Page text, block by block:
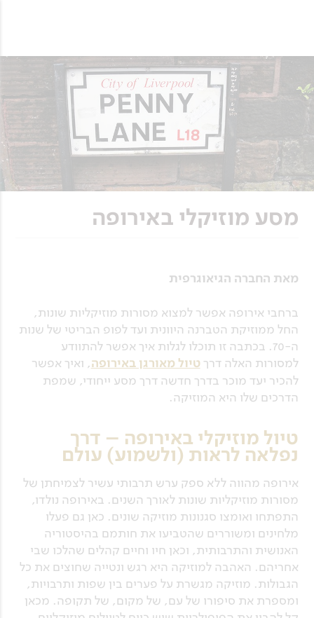
מסע מוזיקלי באירופה
מאת החברה הגיאוגרפית
ברחבי אירופה אפשר למצוא מסורות מוזיקליות שונות,
החל ממוזיקת הטברנה היוונית ועד לפופ הבריטי של שנות
ה-70. בכתבה זו תוכלו לגלות איך אפשר להתוודע
למסורות האלה דרךטיול מאורגן באירופה, ואיך אפשר
להכיר יעד מוכר בדרך חדשה דרך מסע ייחודי, שמפת
הדרכים שלו היא המוזיקה.
טיול מוזיקלי באירופה – דרך
נפלאה לראות (ולשמוע) עולם
אירופה מהווה ללא ספק ערש תרבותי עשיר לצמיחתן של
מסורות מוזיקליות שונות לאורך השנים. באירופה נולדו,
התפתחו ואומצו סגנונות מוזיקה שונים. כאן גם פעלו
מלחינים ומשוררים שהטביעו את חותמם בהיסטוריה
האנושית והתרבותית, וכאן חיו וחיים קהלים שהלכו שבי
אחריהם. האהבה למוזיקה היא רגש ונטייה שחוצים את כל
הגבולות. מוזיקה מגשרת על פערים בין שפות ותרבויות,
ומספרת את סיפורו של עם, של מקום, של תקופה. מכאן